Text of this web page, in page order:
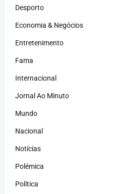
Desporto
Economia & Negócios
Entretenimento
Fama
Internacional
Jornal Ao Minuto
Mundo
Nacional
Notícias
Polémica
Política